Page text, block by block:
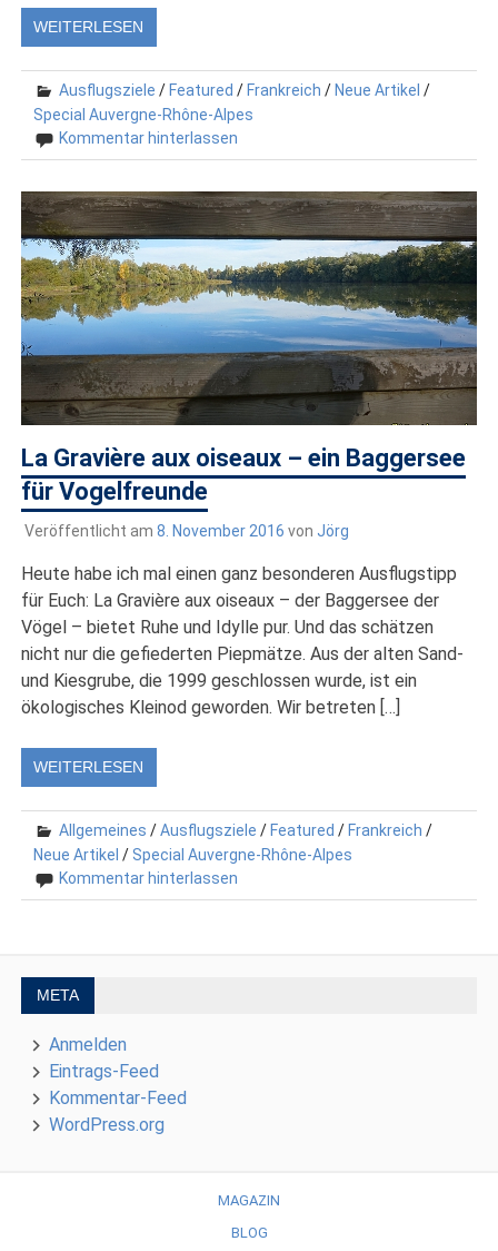
WEITERLESEN
Ausflugsziele / Featured / Frankreich / Neue Artikel /
Special Auvergne-Rhône-Alpes
Kommentar hinterlassen
La Gravière aux oiseaux – ein Baggersee
für Vogelfreunde
Veröffentlicht am 8. November 2016 von Jörg
Heute habe ich mal einen ganz besonderen Ausflugstipp
für Euch: La Gravière aux oiseaux – der Baggersee der
Vögel – bietet Ruhe und Idylle pur. Und das schätzen
nicht nur die gefiederten Piepmätze. Aus der alten Sand-
und Kiesgrube, die 1999 geschlossen wurde, ist ein
ökologisches Kleinod geworden. Wir betreten […]
WEITERLESEN
Allgemeines /Ausflugsziele / Featured / Frankreich /
Neue Artikel / Special Auvergne-Rhône-Alpes
Kommentar hinterlassen
META
Anmelden
Eintrags-Feed
Kommentar-Feed
WordPress.org
MAGAZIN
BLOG